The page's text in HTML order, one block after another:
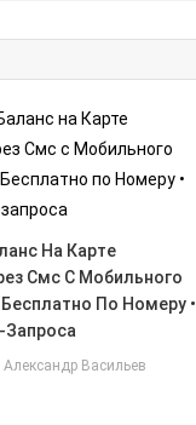
На Карте
Смс С Мобильного
По Номеру •
Запроса
Александр Васильев